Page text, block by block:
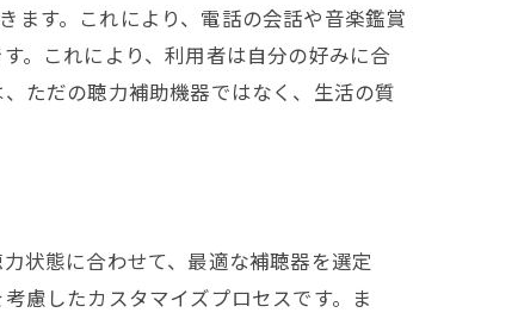
ます。これにより、電話の会話や音楽鑑賞
。これにより、利用者は自分の好みに合
ただの聴力補助機器ではなく、生活の質
状態に合わせて、最適な補聴器を選定
慮したカスタマイズプロセスです。ま